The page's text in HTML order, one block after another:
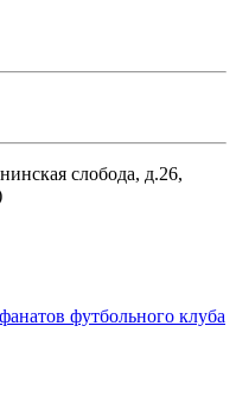
слобода, д.26,